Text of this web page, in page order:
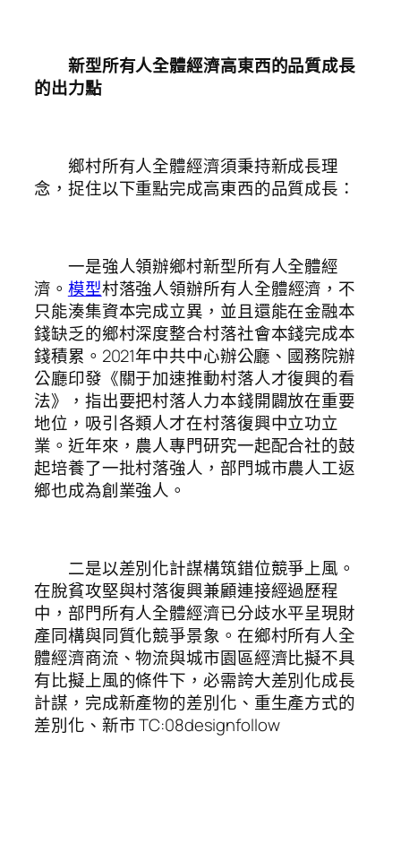
新型所有人全體經濟高東西的品質成長
的出力點
鄉村所有人全體經濟須秉持新成長理
念，捉住以下重點完成高東西的品質成長：
一是強人領辦鄉村新型所有人全體經
濟。 模型村落強人領辦所有人全體經濟，不
只能湊集資本完成立異，並且還能在金融本
錢缺乏的鄉村深度整合村落社會本錢完成本
錢積累。2021年中共中心辦公廳、國務院辦
公廳印發《關于加速推動村落人才復興的看
法》，指出要把村落人力本錢開闢放在重要
地位，吸引各類人才在村落復興中立功立
業。近年來，農人專門研究一起配合社的鼓
起培養了一批村落強人，部門城市農人工返
鄉也成為創業強人。
二是以差別化計謀構筑錯位競爭上風。
在脫貧攻堅與村落復興兼顧連接經過歷程
中，部門所有人全體經濟已分歧水平呈現財
產同構與同質化競爭景象。在鄉村所有人全
體經濟商流、物流與城市園區經濟比擬不具
有比擬上風的條件下，必需誇大差別化成長
計謀，完成新產物的差別化、重生產方式的
差別化、新市 TC:08designfollow